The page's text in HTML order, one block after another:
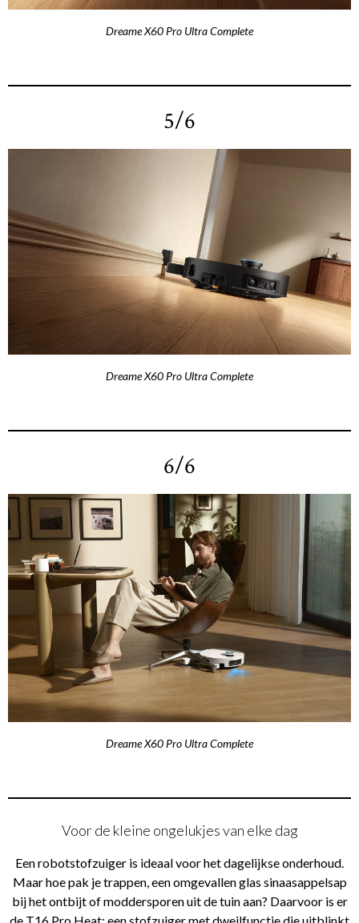
Dreame X60 Pro Ultra Complete
5/6
Dreame X60 Pro Ultra Complete
6/6
Dreame X60 Pro Ultra Complete
Voor de kleine ongelukjes van elke dag
Een robotstofzuiger is ideaal voor het dagelijkse onderhoud.
Maar hoe pak je trappen, een omgevallen glas sinaasappelsap
bij het ontbijt of moddersporen uit de tuin aan? Daarvoor is er